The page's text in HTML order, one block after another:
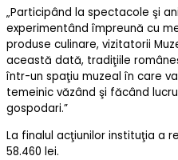
„Participând la spectacole şi
experimentând împreună cu
produse culinare, vizitatorii
această dată, tradiţiile
într-un spaţiu muzeal în care
temeinic văzând şi făcând
gospodari.”
La finalul acţiunilor instituţia a
58.460 lei.